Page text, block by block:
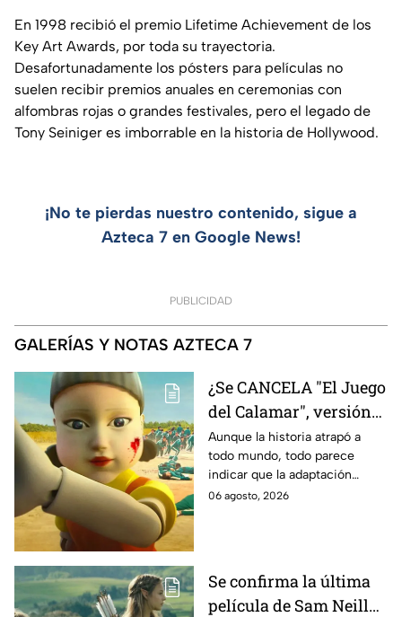
En 1998 recibió el premio Lifetime Achievement de los
Key Art Awards, por toda su trayectoria.
Desafortunadamente los pósters para películas no
suelen recibir premios anuales en ceremonias con
alfombras rojas o grandes festivales, pero el legado de
Tony Seiniger es imborrable en la historia de Hollywood.
¡No te pierdas nuestro contenido, sigue a
Azteca 7 en Google News!
PUBLICIDAD
GALERÍAS Y NOTAS AZTECA 7
¿Se CANCELA "El Juego
del Calamar", versión
Estados Unidos? Esto
es lo que se sabe al
momento
Aunque la historia atrapó a
todo mundo, todo parece
indicar que la adaptación
podría ser cancelada:
06 agosto, 2026
Se confirma la última
película de Sam Neill